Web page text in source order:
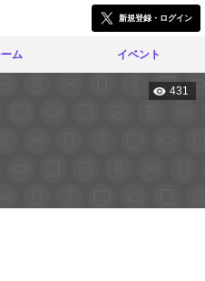
新規登録・ログイン
ム イベント
431